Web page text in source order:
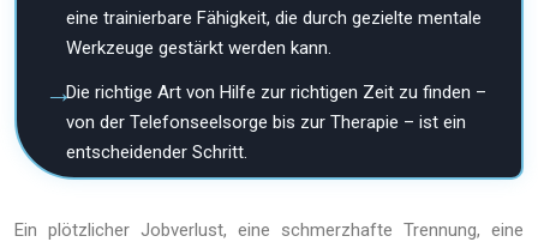
eine trainierbare Fähigkeit, die durch gezielte mentale
Werkzeuge gestärkt werden kann.
Die richtige Art von Hilfe zur richtigen Zeit zu finden –
von der Telefonseelsorge bis zur Therapie – ist ein
entscheidender Schritt.
Ein plötzlicher Jobverlust, eine schmerzhafte Trennung, eine